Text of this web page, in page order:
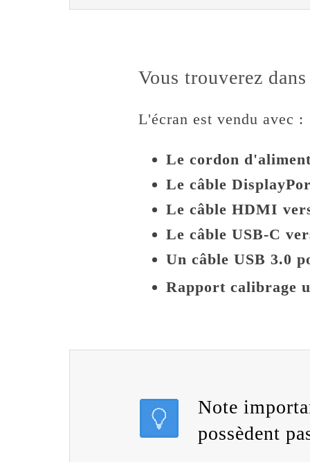
Vous trouverez
L'écran est vendu avec :
Le cordon
Le câble
Le câble HDMI
Le câble USB-C
Un câble USB 3.0
Rapport calibrage
Note
possèdent